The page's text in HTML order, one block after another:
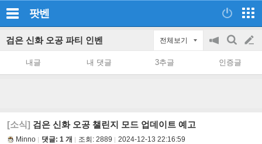
팟벤
검은 신화 오공 파티 인벤 전체보기
공
on/off
검
색
글
쓰
내글 내 댓글 3추글 인증글
[소식] 검은 신화 오공 챌린지 모드 업데이트 예고
Minno 댓글: 1 개 조회: 2889 2024-12-13 22:16:59